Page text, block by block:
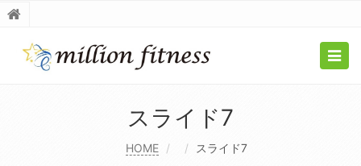
スライド7
HOME スライド7